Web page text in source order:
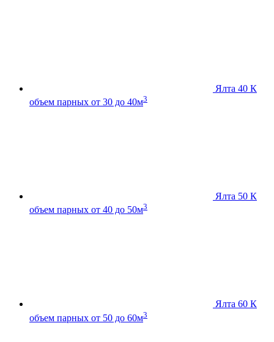
Ялта 40 К
объем парных от 30 до 40м3
Ялта 50 К
объем парных от 40 до 50м3
Ялта 60 К
объем парных от 50 до 60м3